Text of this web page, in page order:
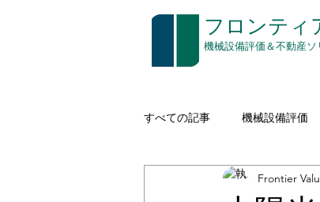
フロンティ
機械設備評価＆不動産ソ
すべての記事 機械設備評価
建設機械（イエローアイロ
Frontier